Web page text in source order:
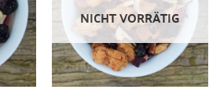
NICHT VORRÄTIG